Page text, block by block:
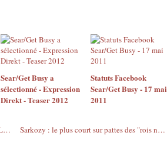
Sear/Get Busy a
sélectionné - Expression
Direkt - Teaser 2012
Statuts Facebook
Sear/Get Busy - 17 mai
2011
Olivier TSHIMANGA - 24 JUILLET 2010 AU SATELLIT CAFE Sarkozy : le plus court sur pattes des "rois nègres" !